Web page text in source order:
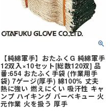
【純綿軍手】おたふくG 純綿軍手
12双入×10セット[総数120双] 品
番:654 おたふく手袋 (作業用手
袋) 7ゲージ(厚手) 綿100% 丈夫
熱に強い 燃えにくい 吸汗性 キャ
ンプ ハイキング バーベキュー 火
元作業 火を扱う 厚手